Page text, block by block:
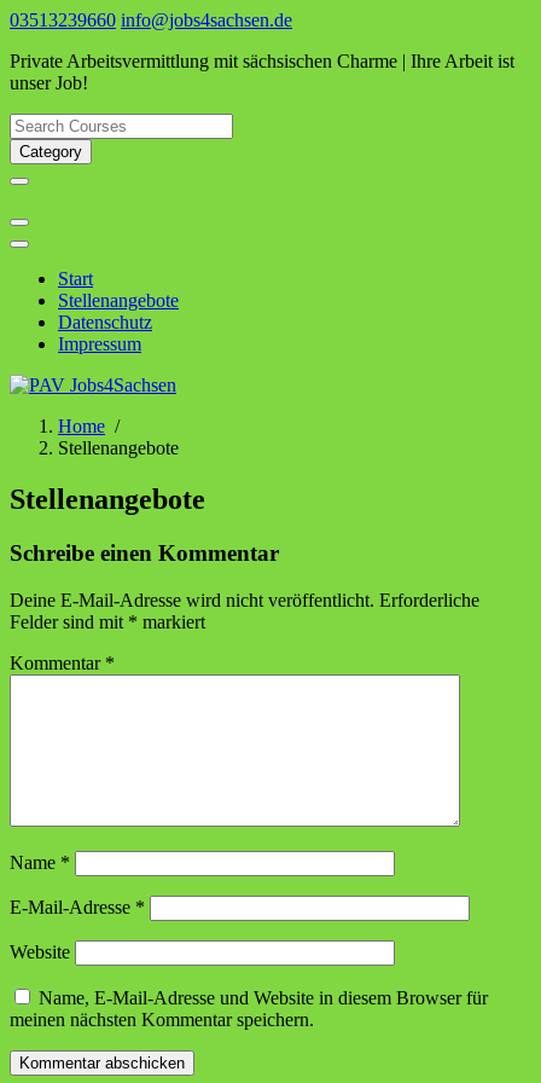
Skip
content
03513239660 info@jobs4sachsen.de
Private Arbeitsvermittlung mit sächsischen Charme | Ihre Arbeit ist
unser Job!
Category
Start
Stellenangebote
Datenschutz
Impressum
Home /
Stellenangebote
Stellenangebote
Schreibe einen Kommentar
Deine E-Mail-Adresse wird nicht veröffentlicht. Erforderliche
Felder sind mit * markiert
Kommentar *
Name *
E-Mail-Adresse *
Website
Name, E-Mail-Adresse und Website in diesem Browser für
meinen nächsten Kommentar speichern.